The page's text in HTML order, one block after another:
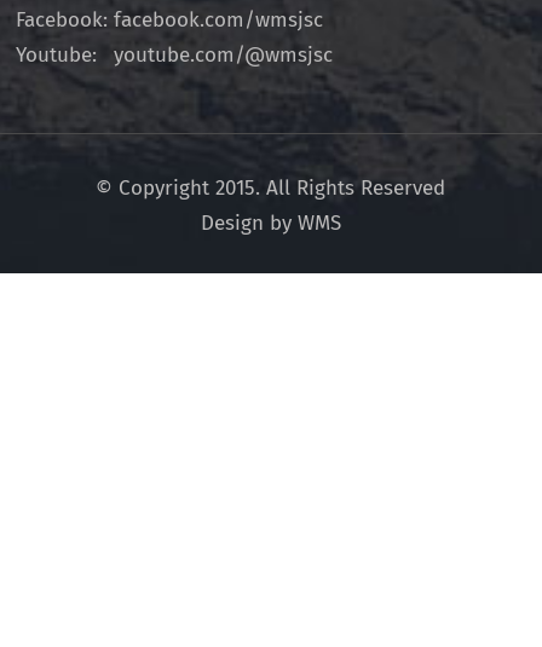
Facebook: facebook.com/wmsjsc
Youtube:
youtube.com/@wmsjsc
© Copyright 2015. All Rights Reserved
Design by WMS